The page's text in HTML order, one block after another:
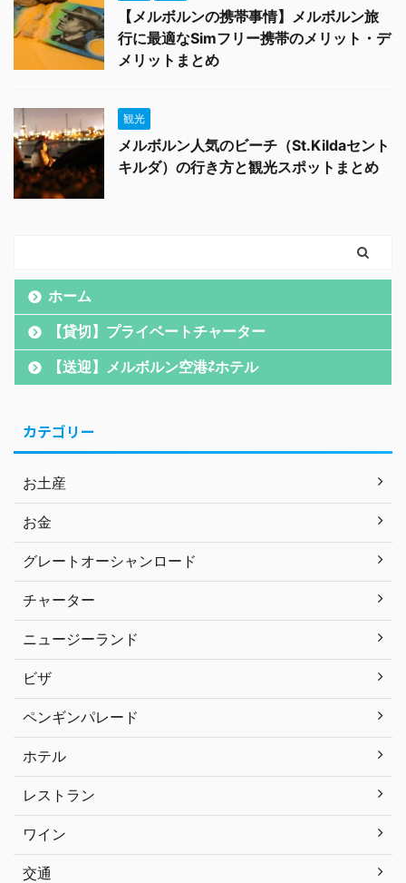
【メルボルンの携帯事情】メルボルン旅
行に最適なSimフリー携帯のメリット・デ
メリットまとめ
観光
メルボルン人気のビーチ（St.Kildaセント
キルダ）の行き方と観光スポットまとめ
ホーム
【貸切】プライベートチャーター
【送迎】メルボルン空港⇄ホテル
カテゴリー
お土産
お金
グレートオーシャンロード
チャーター
ニュージーランド
ビザ
ペンギンパレード
ホテル
レストラン
ワイン
交通